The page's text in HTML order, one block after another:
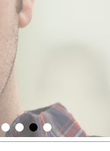
1
2
3
4